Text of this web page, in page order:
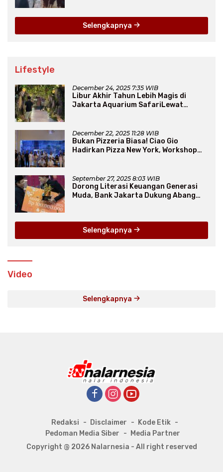
Selengkapnya
Lifestyle
December 24, 2025 7:35 WIB
Libur Akhir Tahun Lebih Magis di
Jakarta Aquarium SafariLewat
December 22, 2025 11:28 WIB
Bukan Pizzeria Biasa! Ciao Gio
Hadirkan Pizza New York, Workshop
September 27, 2025 8:03 WIB
Dorong Literasi Keuangan Generasi
Muda, Bank Jakarta Dukung Abang
Selengkapnya
Video
Selengkapnya
Redaksi Disclaimer
Kode Etik
Pedoman Media Siber
Media Partner
Copyright @ 2026 Nalarnesia - All right reserved